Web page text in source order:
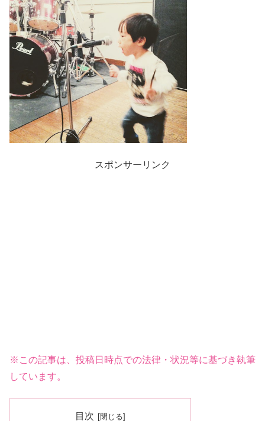
スポンサーリンク
※この記事は、投稿日時点での法律・状況等に基づき執筆
しています。
目次